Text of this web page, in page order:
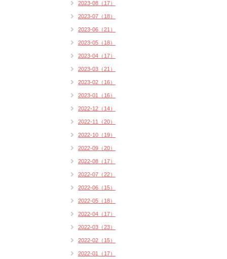
2023-08（17）
2023-07（18）
2023-06（21）
2023-05（18）
2023-04（17）
2023-03（21）
2023-02（16）
2023-01（16）
2022-12（14）
2022-11（20）
2022-10（19）
2022-09（20）
2022-08（17）
2022-07（22）
2022-06（15）
2022-05（18）
2022-04（17）
2022-03（23）
2022-02（15）
2022-01（17）